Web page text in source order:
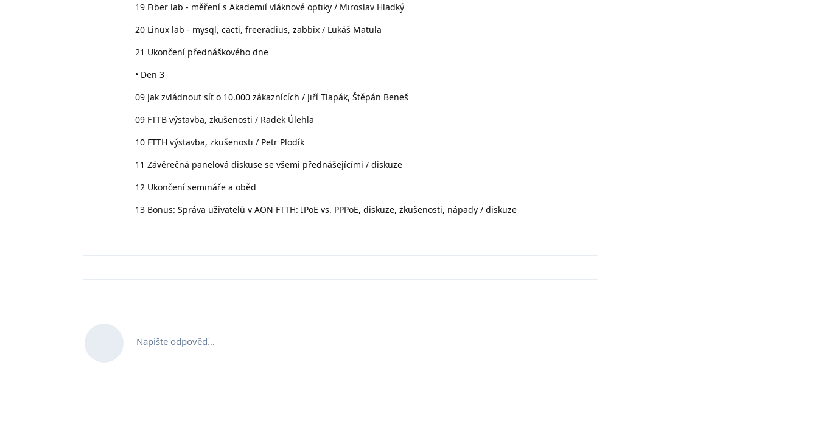
19 Fiber lab - měření s Akademií vláknové optiky / Miroslav Hladký
20 Linux lab - mysql, cacti, freeradius, zabbix / Lukáš Matula
21 Ukončení přednáškového dne
• Den 3
09 Jak zvládnout síť o 10.000 zákaznících / Jiří Tlapák, Štěpán Beneš
09 FTTB výstavba, zkušenosti / Radek Úlehla
10 FTTH výstavba, zkušenosti / Petr Plodík
11 Závěrečná panelová diskuse se všemi přednášejícími / diskuze
12 Ukončení semináře a oběd
13 Bonus: Správa uživatelů v AON FTTH: IPoE vs. PPPoE, diskuze, zkušenosti, nápady / diskuze
Napište odpověď…